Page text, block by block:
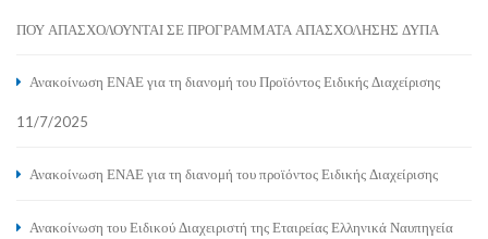
ΠΟΥ ΑΠΑΣΧΟΛΟΥΝΤΑΙ ΣΕ ΠΡΟΓΡΑΜΜΑΤΑ ΑΠΑΣΧΟΛΗΣΗΣ ΔΥΠΑ
Ανακοίνωση ΕΝΑΕ για τη διανομή του Προϊόντος Ειδικής Διαχείρισης
11/7/2025
Ανακοίνωση ΕΝΑΕ για τη διανομή του προϊόντος Ειδικής Διαχείρισης
Ανακοίνωση του Ειδικού Διαχειριστή της Εταιρείας Ελληνικά Ναυπηγεία